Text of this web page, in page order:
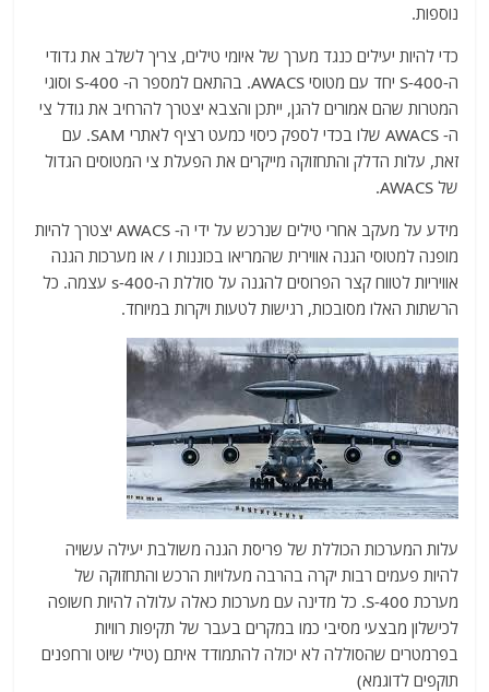
נוספות.
כדי להיות יעילים כנגד מערך של איומי טילים, צריך לשלב את גדודי
ה-S-400 יחד עם מטוסי AWACS. בהתאם למספר ה- S-400 וסוגי
המטרות שהם אמורים להגן, ייתכן והצבא יצטרך להרחיב את גודל צי
ה- AWACS שלו בכדי לספק כיסוי כמעט רציף לאתרי SAM. עם
זאת, עלות הדלק והתחזוקה מייקרים את הפעלת צי המטוסים הגדול
של AWACS.
מידע על מעקב אחרי טילים שנרכש על ידי ה- AWACS יצטרך להיות
מופנה למטוסי הגנה אווירית שהמריאו בכוננות ו / או מערכות הגנה
אוויריות לטווח קצר הפרוסים להגנה על סוללת ה-s-400 עצמה. כל
הרשתות האלו מסובכות, רגישות לטעות ויקרות במיוחד.
עלות המערכות הכוללת של פריסת הגנה משולבת יעילה עשויה
להיות פעמים רבות יקרה בהרבה מעלויות הרכש והתחזוקה של
מערכת S-400. כל מדינה עם מערכות כאלה עלולה להיות חשופה
לכישלון מבצעי מסיבי כמו במקרים בעבר של תקיפות רוויות
בפרמטרים שהסוללה לא יכולה להתמודד איתם (טילי שיוט ורחפנים
תוקפים לדוגמא)